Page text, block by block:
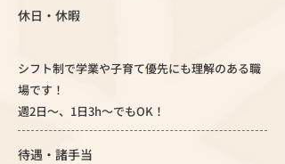
休日・休暇
シフト制で学業や子育て優先にも理解のある職
場です！
週2日～、1日3h～でもOK！
待遇・諸手当